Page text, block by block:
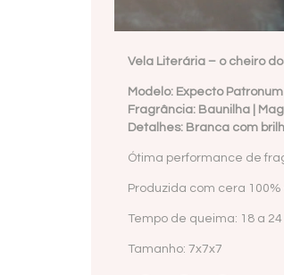
Vela Literária – o cheiro
Modelo: Expecto Patronum
Fragrância: Baunilha |
Detalhes: Branca com
Ótima performance de
Produzida com cera
Tempo de queima: 18 a
Tamanho: 7x7x7